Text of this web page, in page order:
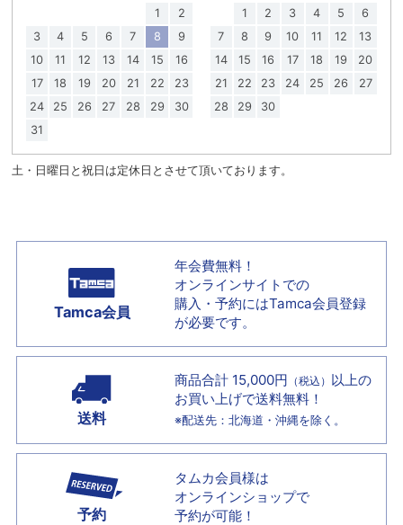
1
2
3
4 5 6 7 8
9
10
11 12 13 14 15
16
17
18 19 20 21 22
23
24
25 26 27 28 29
30
31
1
2 3 4 5
6
7
8 9 10 11 12
13
14
15 16 17 18 19
20
21
22 23 24 25 26
27
28
29 30
土・日曜日と祝日は定休日とさせて頂いております。
Tamca会員
年会費無料！
オンラインサイトでの
購入・予約にはTamca会員登録
が必要です。
送料
商品合計 15,000円 （税込） 以上の
お買い上げで送料無料！
※配送先：北海道・沖縄を除く。
予約
タムカ会員様は
オンラインショップで
予約が可能！